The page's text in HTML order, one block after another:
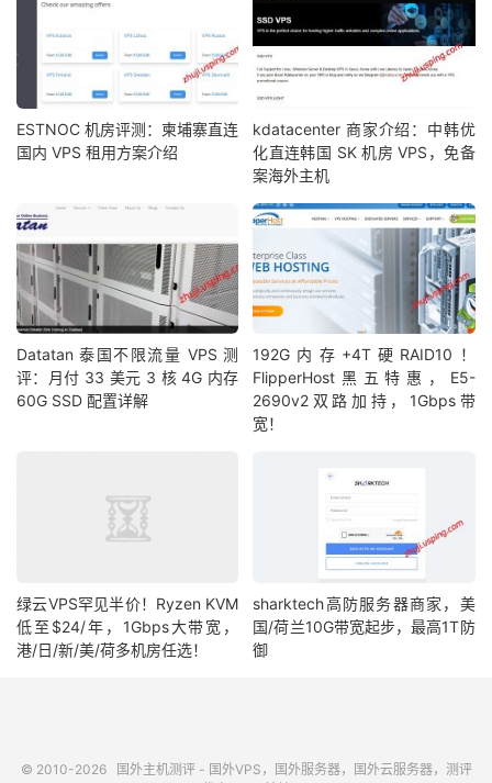
ESTNOC 机房评测：柬埔寨直连
国内 VPS 租用方案介绍
kdatacenter 商家介绍：中韩优
化直连韩国 SK 机房 VPS，免备
案海外主机
Datatan 泰国不限流量 VPS 测
评：月付 33 美元 3 核 4G 内存
60G SSD 配置详解
192G内存+4T硬RAID10！
FlipperHost黑五特惠，E5-
2690v2双路加持，1Gbps带
宽！
绿云VPS罕见半价！Ryzen KVM
低至$24/年，1Gbps大带宽，
港/日/新/美/荷多机房任选！
sharktech高防服务器商家，美
国/荷兰10G带宽起步，最高1T防
御
© 2010-2026 国外主机测评 - 国外VPS，国外服务器，国外云服务器，测评